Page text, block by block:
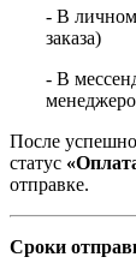
- В личном
заказа)
- В
После
статус
отправке.
Сроки